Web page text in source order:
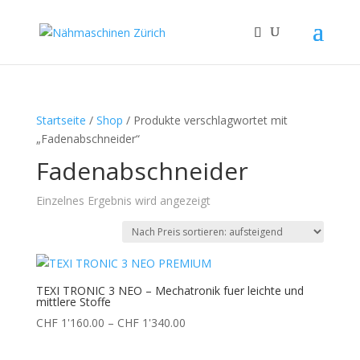
Startseite / Shop / Produkte verschlagwortet mit
„Fadenabschneider“
Fadenabschneider
Einzelnes Ergebnis wird angezeigt
TEXI TRONIC 3 NEO – Mechatronik fuer leichte und
mittlere Stoffe
CHF1'160.00 – CHF1'340.00Preisspanne: